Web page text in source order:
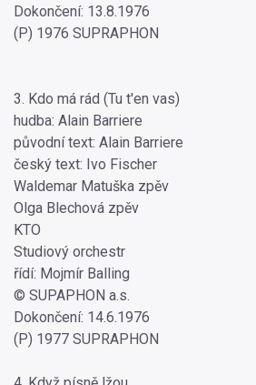
Dokončení: 13.8.1976
(P) 1976 SUPRAPHON
3. Kdo má rád (Tu t'en vas)
hudba: Alain Barriere
původní text: Alain Barriere
český text: Ivo Fischer
Waldemar Matuška zpěv
Olga Blechová zpěv
KTO
Studiový orchestr
řídí: Mojmír Balling
© SUPAPHON a.s.
Dokončení: 14.6.1976
(P) 1977 SUPRAPHON